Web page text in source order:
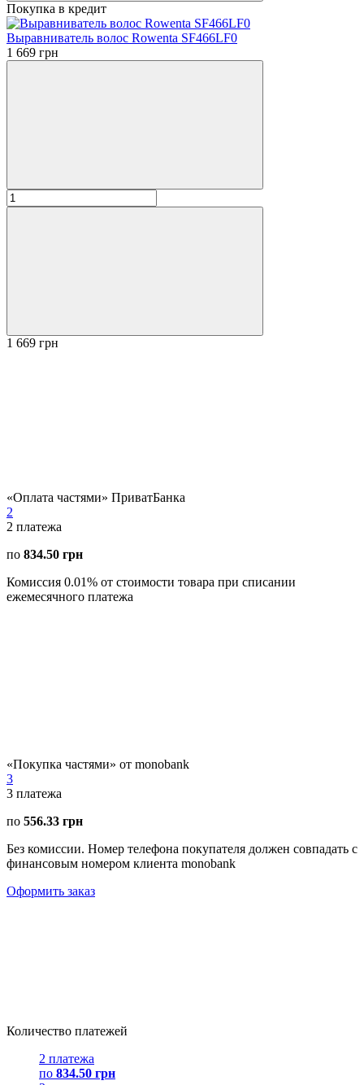
Покупка в кредит
Выравниватель волос Rowenta SF466LF0
1 669 грн
1 669 грн
«Оплата частями» ПриватБанка
2
2 платежа
по 834.50 грн
Комиссия 0.01% от стоимости товара при списании
ежемесячного платежа
«Покупка частями» от monobank
3
3 платежа
по 556.33 грн
Без комиссии. Номер телефона покупателя должен совпадать с
финансовым номером клиента monobank
Оформить заказ
Количество платежей
2 платежа
по 834.50 грн